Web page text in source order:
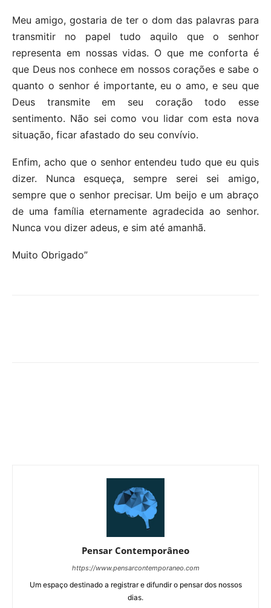
Meu amigo, gostaria de ter o dom das palavras para
transmitir no papel tudo aquilo que o senhor
representa em nossas vidas. O que me conforta é
que Deus nos conhece em nossos corações e sabe o
quanto o senhor é importante, eu o amo, e seu que
Deus transmite em seu coração todo esse
sentimento. Não sei como vou lidar com esta nova
situação, ficar afastado do seu convívio.
Enfim, acho que o senhor entendeu tudo que eu quis
dizer. Nunca esqueça, sempre serei sei amigo,
sempre que o senhor precisar. Um beijo e um abraço
de uma família eternamente agradecida ao senhor.
Nunca vou dizer adeus, e sim até amanhã.
Muito Obrigado”
Pensar Contemporâneo
https://www.pensarcontemporaneo.com
Um espaço destinado a registrar e difundir o pensar dos nossos
dias.